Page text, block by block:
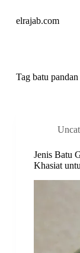
kelrajab.com
Tagbatu pandan
Jenis Batu
Khasiat